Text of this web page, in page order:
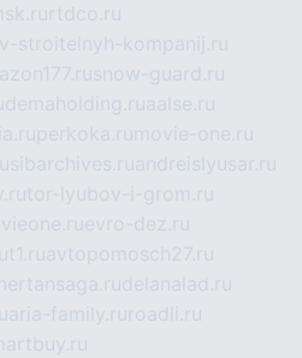
rtdco.ru
stroitelnyh-kompanij.ru
snow-guard.ru
demaholding.ruaalse.ru
perkoka.ru movie-one.ru
sibarchives.ruandreislyusar.ru
tor-lyubov-i-grom.ru
evro-dez.ru
avtopomosch27.ru
nertansaga.rudelanalad.ru
aria-family.ru roadli.ru